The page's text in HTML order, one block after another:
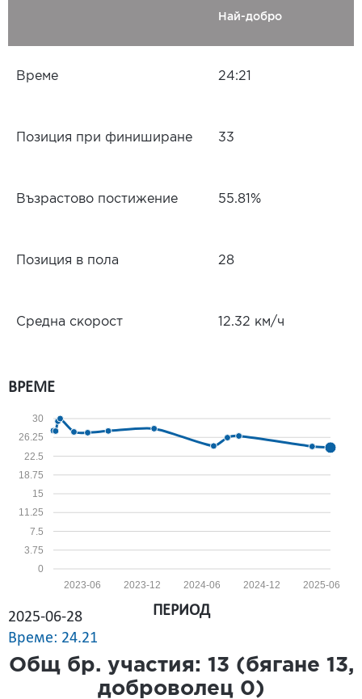
Най-добро
Време 24:21
Позиция при финиширане 33
Възрастово постижение 55.81%
Позиция в пола 28
Средна скорост 12.32 км/ч
ВРЕМЕ
0
3.75
7.5
11.25
15
18.75
22.5
26.25
30
2025-06
2024-12
2024-06
2023-12
2023-06
2025-06-28
Време: 24.21
ПЕРИОД
Общ бр. участия: 13 (бягане 13,
доброволец 0)